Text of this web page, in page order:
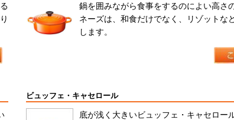
鍋を囲みながら食事をするのによい高さ
ネーズは、和食だけでなく、リゾットな
します。
ビュッフェ・キャセロール
底が浅く大きいビュッフェ・キャセロー